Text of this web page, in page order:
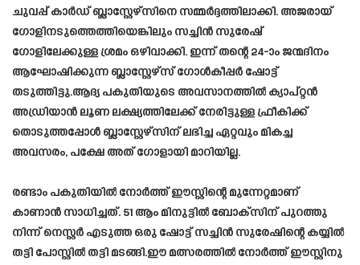
ചുവപ്പ് കാർഡ് ബ്ലാസ്റ്റേഴ്സിനെ സമ്മർദ്ദത്തിലാക്കി. അജരായ്
ഗോളിനടുത്തെത്തിയെങ്കിലും സച്ചിൻ സുരേഷ്
ഗോളിലേക്കുള്ള ശ്രമം ഒഴിവാക്കി. ഇന്ന് തന്റെ 24-ാം ജന്മദിനം
ആഘോഷിക്കുന്ന ബ്ലാസ്റ്റേഴ്സ് ഗോൾകീപ്പർ ഷോട്ട്
തടുത്തിട്ടു.ആദ്യ പകുതിയുടെ അവസാനത്തിൽ ക്യാപ്റ്റൻ
അഡ്രിയാൻ ലൂണ ലക്ഷ്യത്തിലേക്ക് നേരിട്ടുള്ള ഫ്രീകിക്ക്
തൊടുത്തപ്പോൾ ബ്ലാസ്റ്റേഴ്സിന് ലഭിച്ച ഏറ്റവും മികച്ച
അവസരം, പക്ഷേ അത് ഗോളായി മാറിയില്ല.
രണ്ടാം പകുതിയിൽ നോർത്ത് ഈസ്റ്റിന്റെ മുന്നേറ്റമാണ്
കാണാൻ സാധിച്ചത്. 51 ആം മിനുട്ടിൽ ബോക്സിന് പുറത്തു
നിന്ന് നെസ്റ്റർ എടുത്ത ഒരു ഷോട്ട് സച്ചിൻ സുരേഷിന്റെ കയ്യിൽ
തട്ടി പോസ്റ്റിൽ തട്ടി മടങ്ങി.ഈ മത്സരത്തിൽ നോർത്ത് ഈസ്റ്റിനു